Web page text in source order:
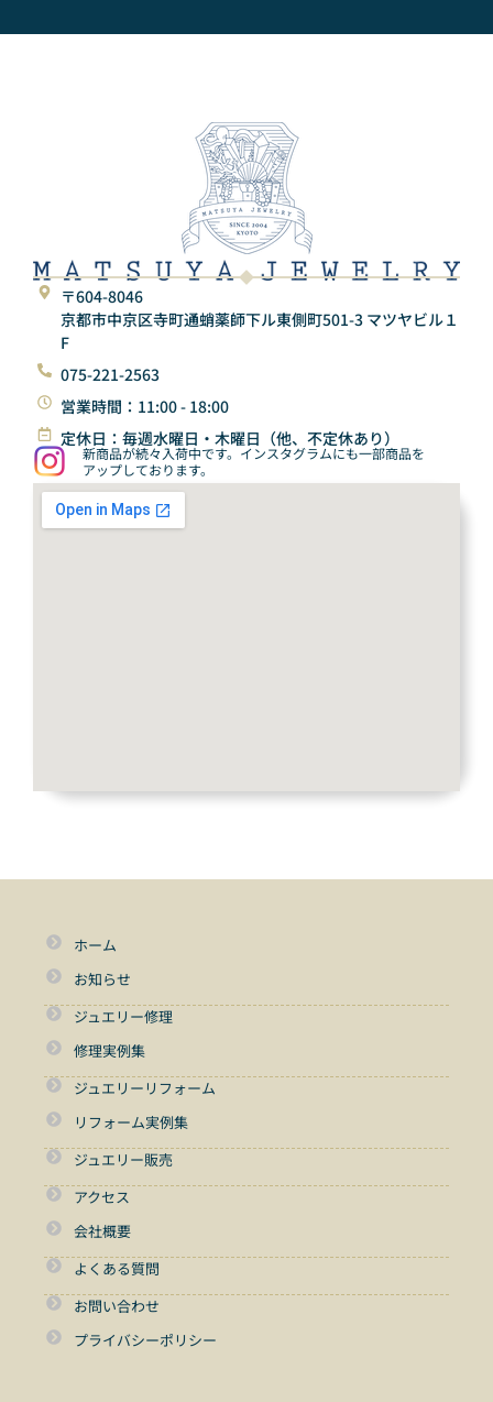
〒604-8046
京都市中京区寺町通蛸薬師下ル東側町501-3 マツヤビル１
F
075-221-2563
営業時間：11:00 - 18:00
定休日：毎週水曜日・木曜日（他、不定休あり）
新商品が続々入荷中です。インスタグラムにも一部商品を
アップしております。
ホーム
お知らせ
ジュエリー修理
修理実例集
ジュエリーリフォーム
リフォーム実例集
ジュエリー販売
アクセス
会社概要
よくある質問
お問い合わせ
プライバシーポリシー